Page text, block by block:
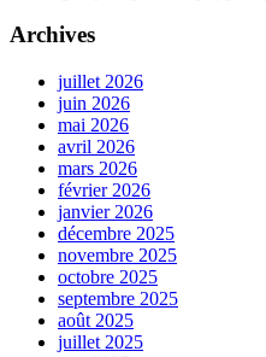
Archives
juillet 2026
juin 2026
mai 2026
avril 2026
mars 2026
février 2026
janvier 2026
décembre 2025
novembre 2025
octobre 2025
septembre 2025
août 2025
juillet 2025